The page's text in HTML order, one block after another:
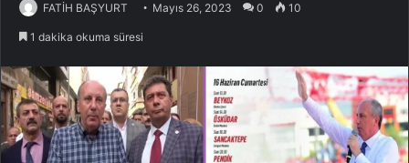
FATİH BAŞYURT Mayıs 26, 2023 0 10
1 dakika okuma süresi